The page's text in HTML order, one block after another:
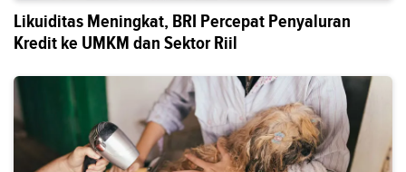
Likuiditas Meningkat, BRI Percepat Penyaluran
Kredit ke UMKM dan Sektor Riil